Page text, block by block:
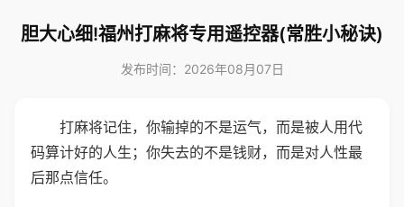
胆大心细!福州打麻将专用遥控器(常胜小秘诀)
发布时间：2026年08月07日
打麻将记住，你输掉的不是运气，而是被人用代
码算计好的人生；你失去的不是钱财，而是对人性最
后那点信任。